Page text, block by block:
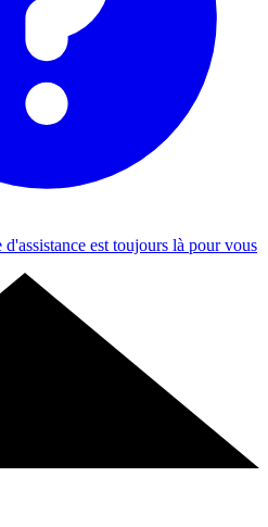
est toujours là pour vous